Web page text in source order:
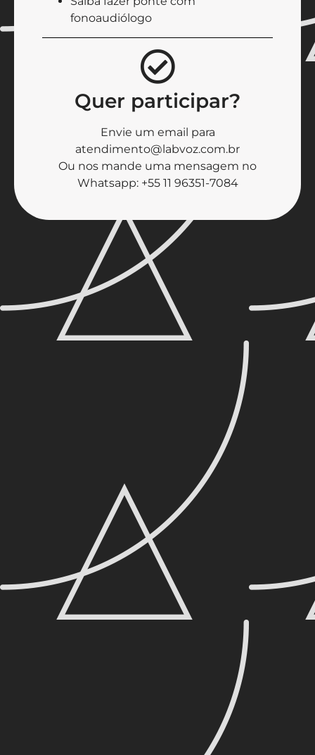
fonoaudiólogo
Quer participar?
Envie um email para
atendimento@labvoz.com.br
Ou nos mande uma mensagem no
Whatsapp: +55 11 96351-7084